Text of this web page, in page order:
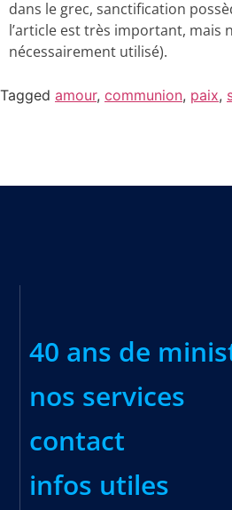
dans le grec, sanctification
l’article est très important, mais
nécessairement utilisé).
Tagged amour, communion, paix,
40 ans de
nos services
contact
infos utiles